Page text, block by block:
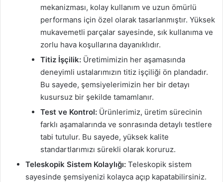
mekanizması, kolay kullanım ve uzun ömürlü
performans için özel olarak tasarlanmıştır. Yüksek
mukavemetli parçalar sayesinde, sık kullanıma ve
zorlu hava koşullarına dayanıklıdır.
Titiz İşçilik: Üretimimizin her aşamasında
deneyimli ustalarımızın titiz işçiliği ön plandadır.
Bu sayede, şemsiyelerimizin her bir detayı
kusursuz bir şekilde tamamlanır.
Test ve Kontrol: Ürünlerimiz, üretim sürecinin
farklı aşamalarında ve sonrasında detaylı testlere
tabi tutulur. Bu sayede, yüksek kalite
standartlarımızı sürekli olarak koruruz.
Teleskopik Sistem Kolaylığı: Teleskopik sistem
sayesinde şemsiyenizi kolayca açıp kapatabilirsiniz.